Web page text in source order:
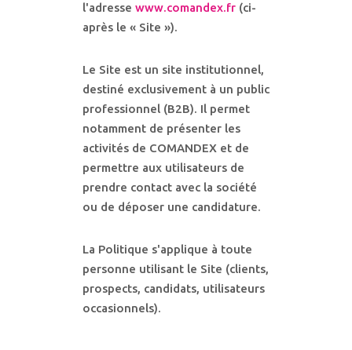
l'adresse www.comandex.fr(ci-
après le « Site »).
Le Site est un site institutionnel,
destiné exclusivement à un public
professionnel (B2B). Il permet
notamment de présenter les
activités de COMANDEX et de
permettre aux utilisateurs de
prendre contact avec la société
ou de déposer une candidature.
La Politique s'applique à toute
personne utilisant le Site (clients,
prospects, candidats, utilisateurs
occasionnels).